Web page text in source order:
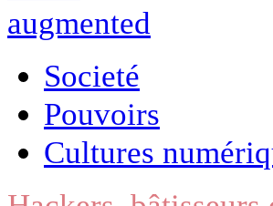
Societé
Pouvoirs
Cultures